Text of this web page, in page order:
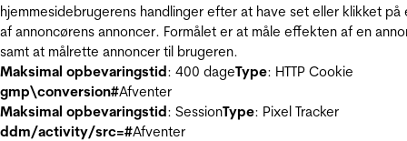
hjemmesidebrugerens handlinger efter at have set eller klikket på
af annoncørens annoncer. Formålet er at måle effekten af en
samt at målrette annoncer til brugeren.
Maksimal opbevaringstid: 400 dageType: HTTP Cookie
gmp\conversion#Afventer
Maksimal opbevaringstid: SessionType: Pixel Tracker
ddm/activity/src=#Afventer